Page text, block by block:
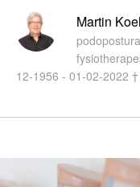
Martin
12-1956 - 01-02-2022 †